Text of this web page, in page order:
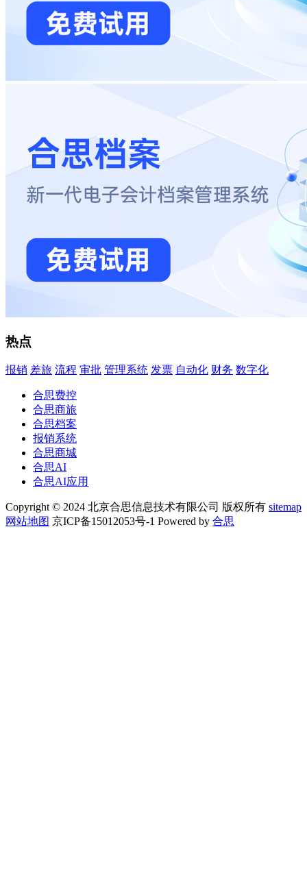
热点
报销 差旅 流程 审批 管理系统 发票 自动化 财务 数字化
合思费控
合思商旅
合思档案
报销系统
合思商城
合思AI
合思AI应用
Copyright © 2024 北京合思信息技术有限公司 版权所有 sitemap
网站地图 京ICP备15012053号-1 Powered by 合思